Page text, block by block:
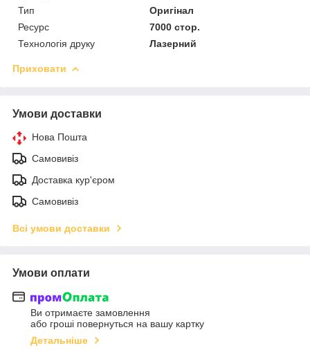
Тип
Оригінал
Ресурс
7000 стор.
Технологія друку
Лазерний
Приховати
Умови доставки
Нова Пошта
Самовивіз
Доставка кур'єром
Самовивіз
Всі умови доставки
Умови оплати
Ви отримаєте замовлення
або гроші повернуться на вашу картку
Детальніше